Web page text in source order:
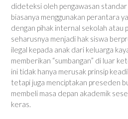
dideteksi oleh pengawasan
biasanya menggunakan perantara
dengan pihak internal sekolah atau
seharusnya menjadi hak siswa
ilegal kepada anak dari keluarga
memberikan “sumbangan” di luar
ini tidak hanya merusak prinsip
tetapi juga menciptakan preseden
membeli masa depan akademik
keras.